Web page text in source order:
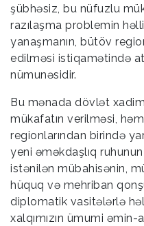
şübhəsiz, bu nüfuzlu
razılaşma problemin
yanaşmanın, bütöv
edilməsi istiqamətində
nümunəsidir.
Bu mənada dövlət
mükafatın verilməsi,
regionlarından birində
yeni əməkdaşlıq
istənilən mübahisənin,
hüquq və mehriban
diplomatik vasitələrlə
xalqımızın ümumi əmin-